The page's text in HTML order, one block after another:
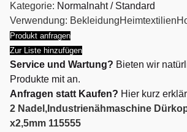
Kategorie: Normalnaht / Standard
Verwendung: BekleidungHeimtextilien
Produkt anfragen
Zur Liste hinzufügen
Service und Wartung? Bieten wir
Produkte mit an.
Anfragen statt Kaufen? Hier kurz
2 Nadel,Industrienähmaschine
x2,5mm 115555